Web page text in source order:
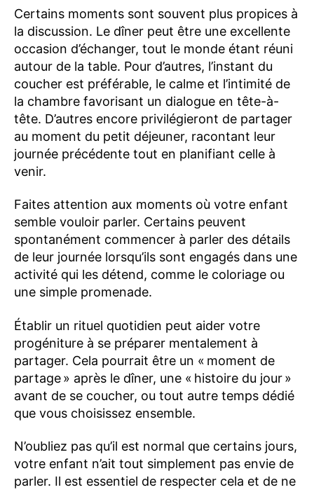
Certains moments sont souvent plus propices à
la discussion. Le dîner peut être une excellente
occasion d’échanger, tout le monde étant réuni
autour de la table. Pour d’autres, l’instant du
coucher est préférable, le calme et l’intimité de
la chambre favorisant un dialogue en tête-à-
tête. D’autres encore privilégieront de partager
au moment du petit déjeuner, racontant leur
journée précédente tout en planifiant celle à
venir.
Faites attention aux moments où votre enfant
semble vouloir parler. Certains peuvent
spontanément commencer à parler des détails
de leur journée lorsqu’ils sont engagés dans une
activité qui les détend, comme le coloriage ou
une simple promenade.
Établir un rituel quotidien peut aider votre
progéniture à se préparer mentalement à
partager. Cela pourrait être un « moment de
partage » après le dîner, une « histoire du jour »
avant de se coucher, ou tout autre temps dédié
que vous choisissez ensemble.
N’oubliez pas qu’il est normal que certains jours,
votre enfant n’ait tout simplement pas envie de
parler. Il est essentiel de respecter cela et de ne